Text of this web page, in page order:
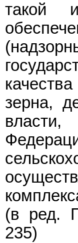
такой
зерна,
власти,
(в ред.
235)